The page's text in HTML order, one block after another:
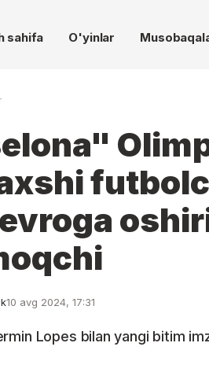
sahifa O'yinlar
10 avg 2024, 17:31
Lopes bilan yangi bitim